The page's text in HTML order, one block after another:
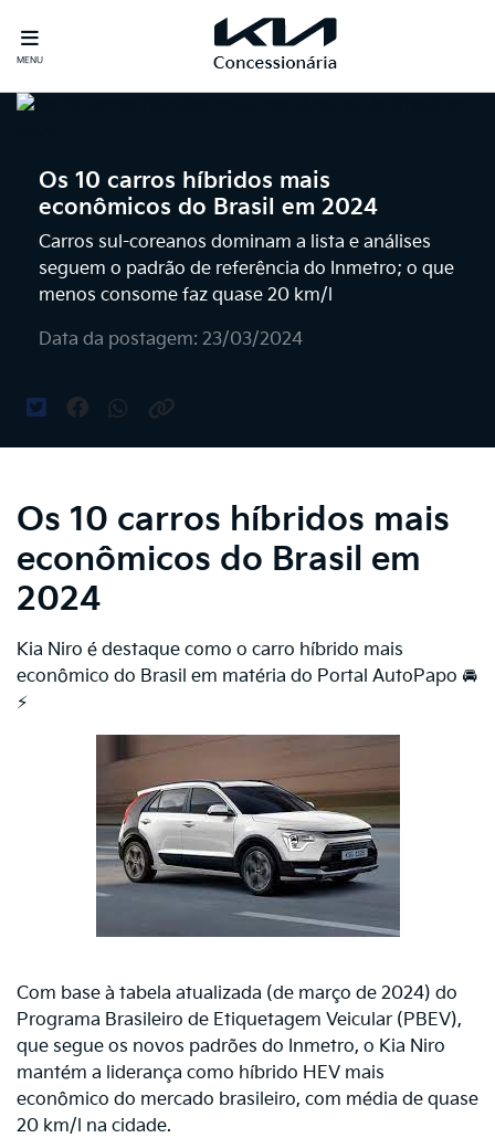
MENU
Os 10 carros híbridos mais
econômicos do Brasil em 2024
Carros sul-coreanos dominam a lista e análises
seguem o padrão de referência do Inmetro; o que
menos consome faz quase 20 km/l
Data da postagem: 23/03/2024
Os 10 carros híbridos mais
econômicos do Brasil em
2024
Kia Niro é destaque como o carro híbrido mais
econômico do Brasil em matéria do Portal AutoPapo 🚘
⚡
Com base à tabela atualizada (de março de 2024) do
Programa Brasileiro de Etiquetagem Veicular (PBEV),
que segue os novos padrões do Inmetro, o Kia Niro
mantém a liderança como híbrido HEV mais
econômico do mercado brasileiro, com média de quase
20 km/l na cidade.